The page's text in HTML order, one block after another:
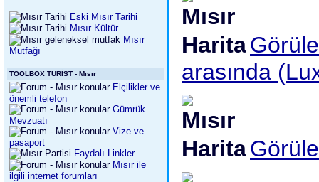
Eski Mısır Tarihi
Mısır Kültür
Mısır
Mutfağı
TOOLBOX TURİST - Mısır
Elçilikler ve
önemli telefon
Gümrük
Mevzuatı
Vize ve
pasaport
Faydalı Linkler
Mısır ile
ilgili internet forumları
arasında